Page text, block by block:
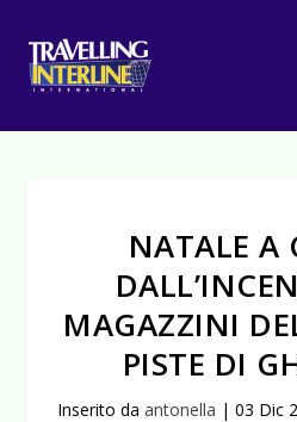
NATALE A
MAGAZZINI
PISTE DI
Inserito da antonella | 03 Dic